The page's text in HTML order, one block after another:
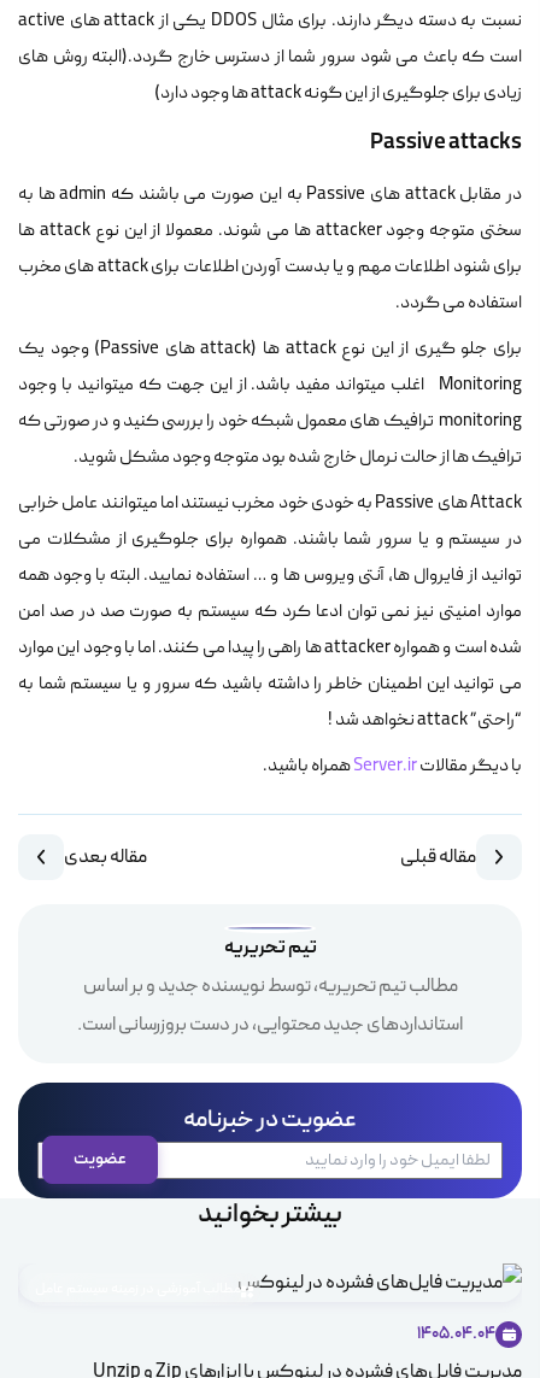
نسبت به دسته دیگر دارند. برای مثال DDOS یکی از attack های active
است که باعث می شود سرور شما از دسترس خارج گردد.(البته روش های
زیادی برای جلوگیری از این گونه attack ها وجود دارد)
Passive attacks
در مقابل attack های Passive به این صورت می باشند که admin ها به
سختی متوجه وجود attacker ها می شوند. معمولا از این نوع attack ها
برای شنود اطلاعات مهم و یا بدست آوردن اطلاعات برای attack های مخرب
استفاده می گردد.
برای جلو گیری از این نوع attack ها (attack های Passive) وجود یک
Monitoring اغلب میتواند مفید باشد. از این جهت که میتوانید با وجود
monitoring ترافیک های معمول شبکه خود را بررسی کنید و در صورتی که
ترافیک ها از حالت نرمال خارج شده بود متوجه وجود مشکل شوید.
Attack های Passive به خودی خود مخرب نیستند اما میتوانند عامل خرابی
در سیستم و یا سرور شما باشند. همواره برای جلوگیری از مشکلات می
توانید از فایروال ها، آنتی ویروس ها و … استفاده نمایید. البته با وجود همه
موارد امنیتی نیز نمی توان ادعا کرد که سیستم به صورت صد در صد امن
شده است و همواره attacker ها راهی را پیدا می کنند. اما با وجود این موارد
می توانید این اطمینان خاطر را داشته باشید که سرور و یا سیستم شما به
“راحتی” attack نخواهد شد !
با دیگر مقالاتServer.irهمراه باشید.
مقاله قبلی مقاله بعدی
تیم تحریریه
مطالب تیم تحریریه، توسط نویسنده جدید و بر اساس
استانداردهای جدید محتوایی، در دست بروزرسانی است.
عضویت در خبرنامه
بیشتر بخوانید
مطالب آموزشی در زمینه سیستم عامل
1405.04.04
مدیریت فایل‌های فشرده در لینوکس با ابزارهای Zip و Unzip